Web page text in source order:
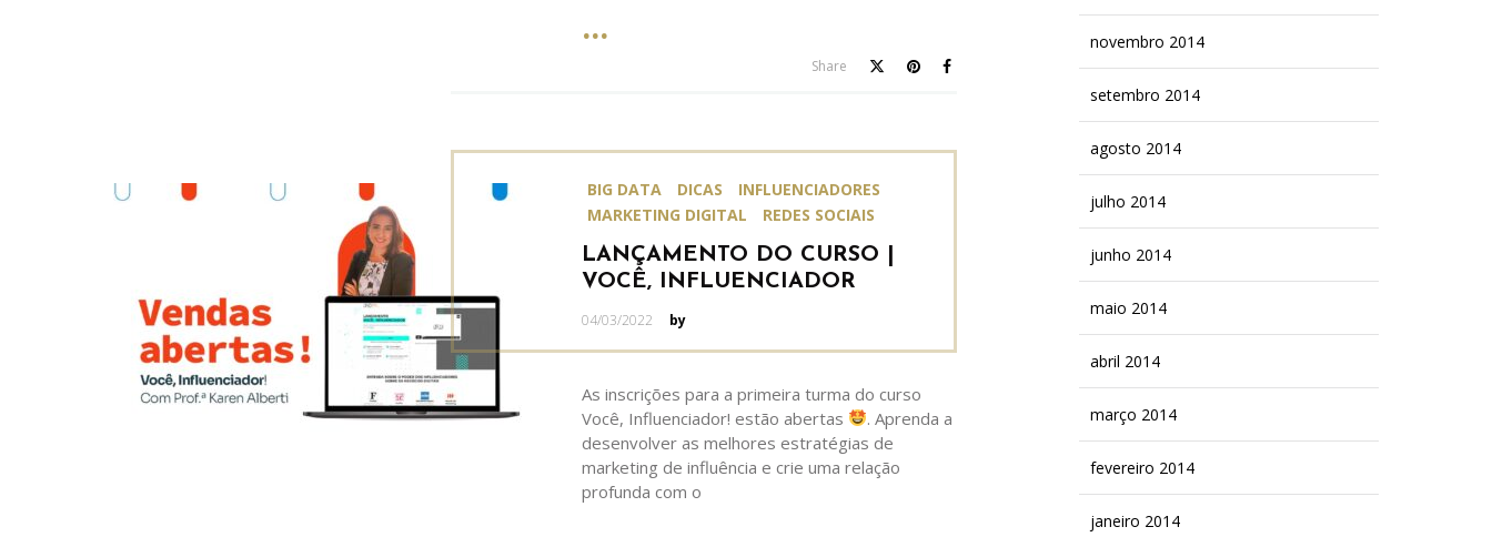
Share
BIG DATA DICAS
INFLUENCIADORES
MARKETING DIGITAL
REDES SOCIAIS
LANÇAMENTO DO CURSO |
VOCÊ, INFLUENCIADOR
Posted
04/03/2022 by
As inscrições para a primeira turma do curso
Você, Influenciador! estão abertas
. Aprenda a
desenvolver as melhores estratégias de
marketing de influência e crie uma relação
profunda com o
novembro 2014
setembro 2014
agosto 2014
julho 2014
junho 2014
maio 2014
abril 2014
março 2014
fevereiro 2014
janeiro 2014